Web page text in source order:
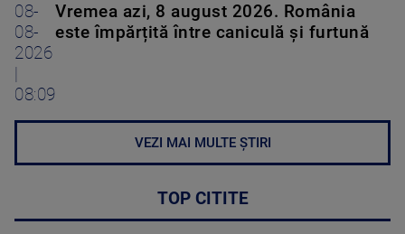
08-
08-
2026
08:09
Vremea azi, 8 august 2026. România
este împărțită între caniculă și furtună
VEZI MAI MULTE ȘTIRI
TOP CITITE